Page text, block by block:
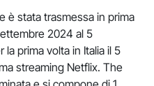
è stata trasmessa in prima
2024 al 5
prima volta in Italia il 5
streaming Netflix. The